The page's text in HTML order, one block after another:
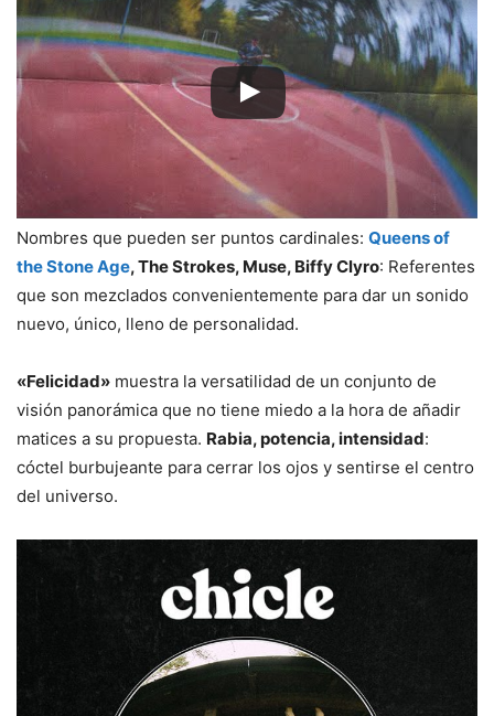
Nombres que pueden ser puntos cardinales: Queens of
the Stone Age, The Strokes, Muse, Biffy Clyro: Referentes
que son mezclados convenientemente para dar un sonido
nuevo, único, lleno de personalidad.
«Felicidad» muestra la versatilidad de un conjunto de
visión panorámica que no tiene miedo a la hora de añadir
matices a su propuesta. Rabia, potencia, intensidad:
cóctel burbujeante para cerrar los ojos y sentirse el centro
del universo.